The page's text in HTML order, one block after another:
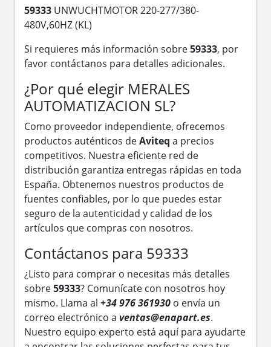
59333 UNWUCHTMOTOR 220-277/380-
480V,60HZ (KL)
Si requieres más información sobre59333, por
favor contáctanos para detalles adicionales.
¿Por qué elegir MERALES
AUTOMATIZACION SL?
Como proveedor independiente, ofrecemos
productos auténticos deAviteq a precios
competitivos. Nuestra eficiente red de
distribución garantiza entregas rápidas en toda
España. Obtenemos nuestros productos de
fuentes confiables, por lo que puedes estar
seguro de la autenticidad y calidad de los
artículos que compras con nosotros.
Contáctanos para 59333
¿Listo para comprar o necesitas más detalles
sobre59333? Comunícate con nosotros hoy
mismo. Llama al +34 976 361930 o envía un
correo electrónico a ventas@enapart.es.
Nuestro equipo experto está aquí para ayudarte